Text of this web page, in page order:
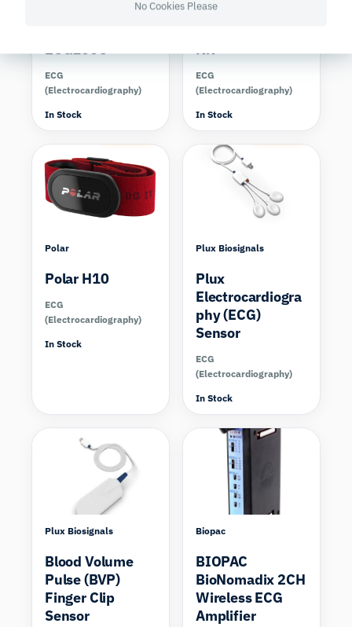
ECG100C
ECG
(Electrocardiography)
In Stock
Kit
ECG
(Electrocardiography)
In Stock
Polar
Polar H10
ECG
(Electrocardiography)
In Stock
Compare
Plux Biosignals
Plux
Electrocardiogra
phy (ECG)
Sensor
ECG
(Electrocardiography)
In Stock
Compare
Plux Biosignals
Blood Volume
Pulse (BVP)
Finger Clip
Sensor
Biopac
BIOPAC
BioNomadix 2CH
Wireless ECG
Amplifier
No Cookies Please